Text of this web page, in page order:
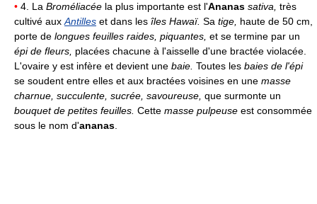
• 4. La Broméliacée la plus importante est l'Ananas sativa, très
cultivé aux Antilles et dans les îles Hawaï. Sa tige, haute de 50 cm,
porte de longues feuilles raides, piquantes, et se termine par un
épi de fleurs, placées chacune à l'aisselle d'une bractée violacée.
L'ovaire y est infère et devient une baie. Toutes les baies de l'épi
se soudent entre elles et aux bractées voisines en une masse
charnue, succulente, sucrée, savoureuse, que surmonte un
bouquet de petites feuilles. Cette masse pulpeuse est consommée
sous le nom d'ananas